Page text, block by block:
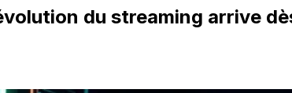
du streaming arrive